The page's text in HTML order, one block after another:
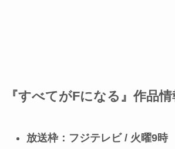
『すべてがFになる』作品情
放送枠：フジテレビ / 火曜9時